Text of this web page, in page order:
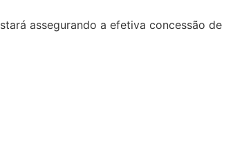
assegurando a efetiva concessão de